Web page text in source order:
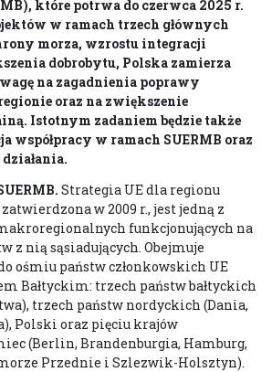
które potrwa do czerwca 2025 r.
w ramach trzech głównych
morza, wzrostu integracji
dobrobytu, Polska zamierza
na zagadnienia poprawy
oraz na zwiększenie
Istotnym zadaniem będzie także
współpracy w ramach SUERMB oraz
Strategia UE dla regionu
w 2009 r., jest jedną z
funkcjonujących na
z nią sąsiadujących. Obejmuje
ośmiu państw członkowskich UE
Bałtyckim: trzech państw bałtyckich
trzech państw nordyckich (Dania,
Polski oraz pięciu krajów
(Berlin, Brandenburgia, Hamburg,
Przednie i Szlezwik-Holsztyn).